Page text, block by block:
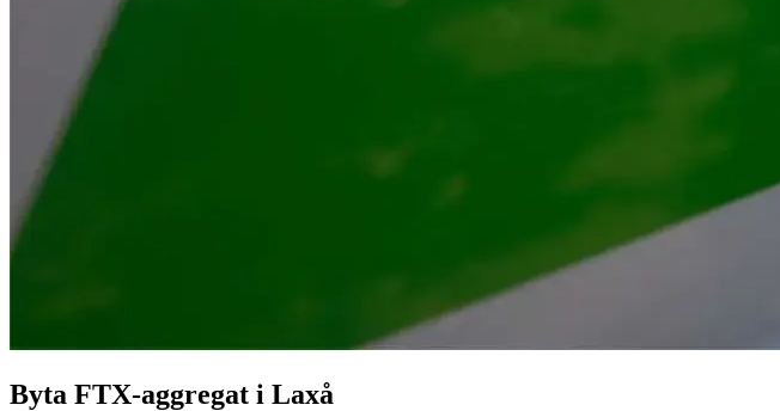
Byta FTX-aggregat i Laxå